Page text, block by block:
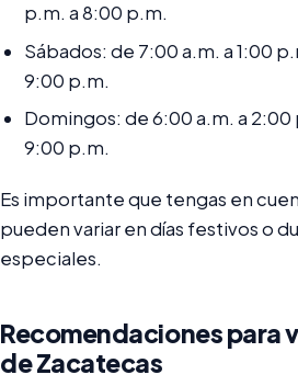
p.m. a 8:00 p.m.
Sábados: de 7:00 a.m. a 1:00
9:00 p.m.
Domingos: de 6:00 a.m. a
9:00 p.m.
Es importante que tengas en
pueden variar en días festivos o
especiales.
Recomendaciones para
de Zacatecas